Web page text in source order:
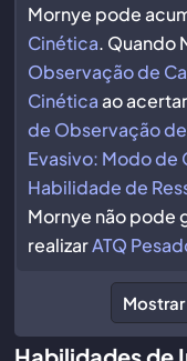
Mornye pode
Cinética. Quando
Observação de
Cinéticaao
de Observação
Evasivo: Modo
Habilidade de
Mornye não pode
realizarATQ